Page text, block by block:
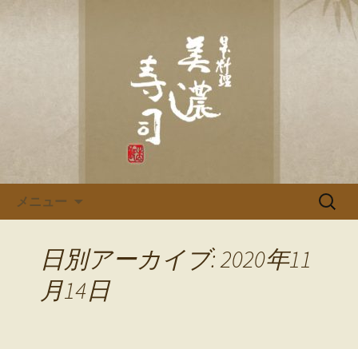
多治見、土岐の寿司・和食「美
濃寿司」のブログ
多治見、土岐の寿司・和食「美濃寿
メニュー
検
日別アーカイブ: 2020年11
月14日